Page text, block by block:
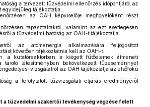
a tervezett tűzvédelmi ellenőrzés időpontjáról az
tájékoztatja.
az OAH képviselője megfigyelőként részt
tapasztaltakról, valamint az ezt esetlegesen
a tűzvédelmi hatóság az OAH-t tájékoztatja.
az atomenergia alkalmazására feljogosított
követően tájékoztatnia kell az OAH-t.
a kutatóreaktorban, a kiégett fűtőelemek átmeneti
tároló létesítményben bekövetkezett tűzeseménnyel
vizsgálatról az OAH tájékoztatja az elsőfokú
a lefolytatott tűzvizsgálati eljárás eredményéről
a tűzvédelmi szakértői tevékenység végzése felett